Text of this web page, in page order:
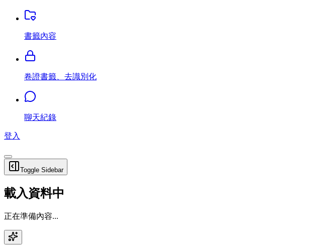
書籤內容
卷證書籤、去識別化
聊天紀錄
登入
Toggle Sidebar
載入資料中
正在準備內容...